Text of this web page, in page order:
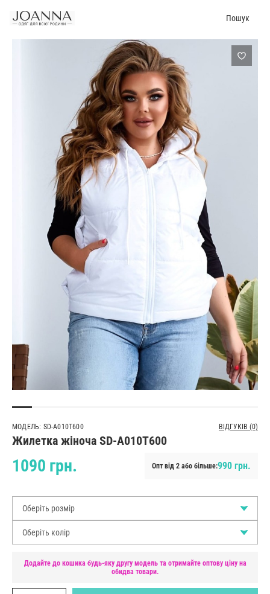
Пошук
МОДЕЛЬ: SD-A010T600 ВІДГУКІВ (0)
Жилетка жіноча SD-A010T600
1090 грн. Опт від 2 або більше:990 грн.
Оберіть розмір
Оберіть колір
Додайте до кошика будь-яку другу модель та отримайте оптову ціну на
обидва товари.